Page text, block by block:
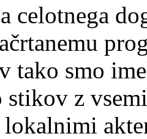
celotnega
tako smo
stikov z